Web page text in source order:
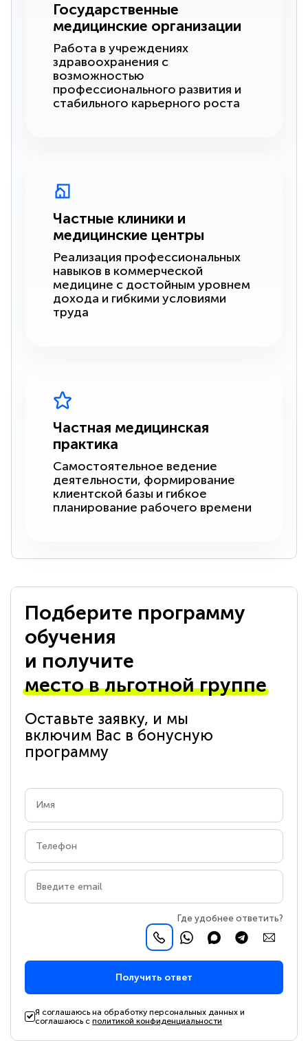
Государственные
медицинские организации
Работа в учреждениях
здравоохранения с
возможностью
профессионального развития и
стабильного карьерного роста
Частные клиники и
медицинские центры
Реализация профессиональных
навыков в коммерческой
медицине с достойным уровнем
дохода и гибкими условиями
труда
Частная медицинская
практика
Самостоятельное ведение
деятельности, формирование
клиентской базы и гибкое
планирование рабочего времени
Подберите программу
обучения
и получите
место в льготной группе
Оставьте заявку, и мы
включим Вас в бонусную
программу
Где удобнее ответить?
Получить ответ
Я соглашаюсь на обработку персональных данных и
соглашаюсь сполитикой конфиденциальности